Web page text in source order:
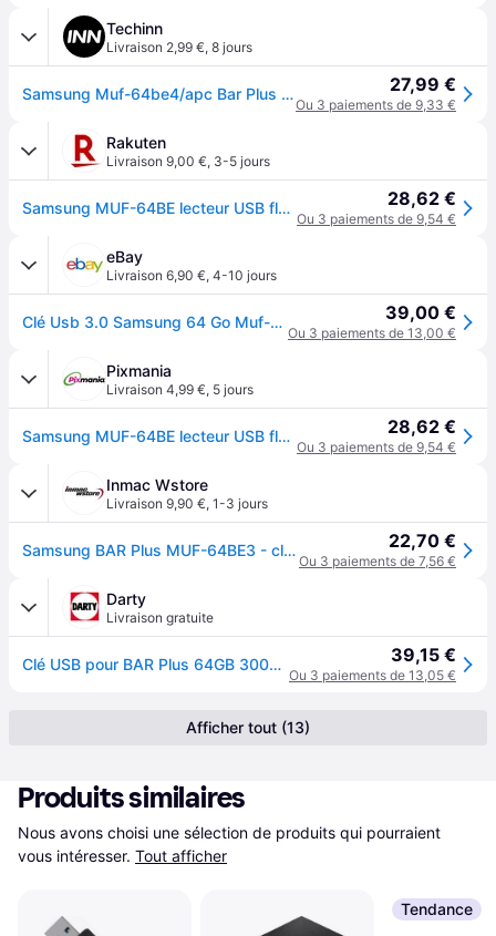
Techinn
Livraison 2,99 €, 8 jours
Samsung Muf-64be4/apc Bar Plus Usb 3.1 Gen1 64gb Pendrive Gris 27,99 €
Ou 3 paiements de 9,33 €
Rakuten
Livraison 9,00 €, 3-5 jours
Samsung MUF-64BE lecteur USB flash 64 Go USB Type-A 3.2 Gen 1 (3.1 Gen 1) Gris 28,62 €
Ou 3 paiements de 9,54 €
eBay
Livraison 6,90 €, 4-10 jours
Clé Usb 3.0 Samsung 64 Go Muf-64be3/apc 39,00 €
Ou 3 paiements de 13,00 €
Pixmania
Livraison 4,99 €, 5 jours
Samsung MUF-64BE lecteur USB flash 64 Go USB Type-A 3.2 Gen 1 (3.1 Gen 1) Gris - Neuf 28,62 €
Ou 3 paiements de 9,54 €
Inmac Wstore
Livraison 9,90 €, 1-3 jours
Samsung BAR Plus MUF-64BE3 - cle USB - 64 Go 22,70 €
Ou 3 paiements de 7,56 €
Darty
Livraison gratuite
Clé USB pour BAR Plus 64GB 300MB/S Champagne Argent (MUF-64BE3/APC) 39,15 €
Ou 3 paiements de 13,05 €
Afficher tout (13)
Produits similaires
Nous avons choisi une sélection de produits qui pourraient
vous intéresser. Tout afficher
Tendance